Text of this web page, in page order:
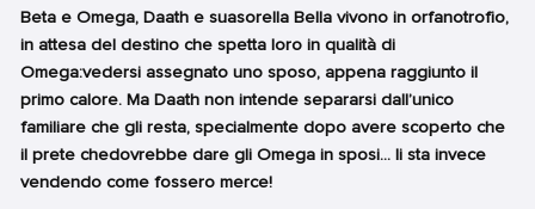
Beta e Omega, Daath e suasorella Bella vivono in orfanotrofio,
in attesa del destino che spetta loro in qualità di
Omega:vedersi assegnato uno sposo, appena raggiunto il
primo calore. Ma Daath non intende separarsi dall’unico
familiare che gli resta, specialmente dopo avere scoperto che
il prete chedovrebbe dare gli Omega in sposi... li sta invece
vendendo come fossero merce!